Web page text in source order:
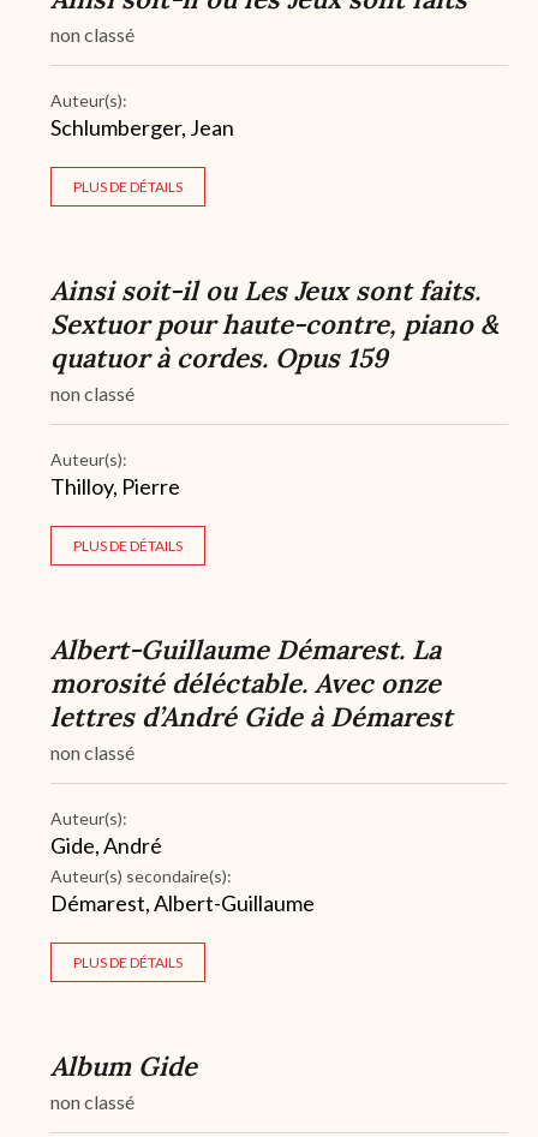
non classé
Auteur(s):
Schlumberger, Jean
PLUS DE DÉTAILS
Ainsi soit-il ou Les Jeux sont faits.
Sextuor pour haute-contre, piano &
quatuor à cordes. Opus 159
non classé
Auteur(s):
Thilloy, Pierre
PLUS DE DÉTAILS
Albert-Guillaume Démarest. La
morosité déléctable. Avec onze
lettres d’André Gide à Démarest
non classé
Auteur(s):
Gide, André
Auteur(s) secondaire(s):
Démarest, Albert-Guillaume
PLUS DE DÉTAILS
Album Gide
non classé